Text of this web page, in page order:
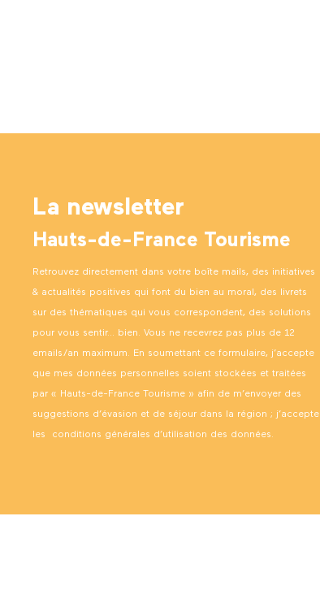
La newsletter
Hauts-de-France Tourisme
Retrouvez directement dans votre boîte mails, des initiatives
& actualités positives qui font du bien au moral, des livrets
sur des thématiques qui vous correspondent, des solutions
pour vous sentir… bien. Vous ne recevrez pas plus de 12
emails/an maximum. En soumettant ce formulaire, j’accepte
que mes données personnelles soient stockées et traitées
par « Hauts-de-France Tourisme » afin de m’envoyer des
suggestions d’évasion et de séjour dans la région ; j’accepte
les conditions générales d’utilisation des données.